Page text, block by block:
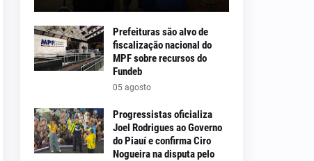
Prefeituras são alvo de
fiscalização nacional do
MPF sobre recursos do
Fundeb
05 agosto
Progressistas oficializa
Joel Rodrigues ao Governo
do Piauí e confirma Ciro
Nogueira na disputa pelo